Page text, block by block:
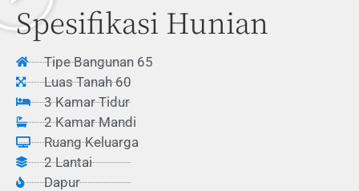
Spesifikasi Hunian
Tipe Bangunan 65
Luas Tanah 60
3 Kamar Tidur
2 Kamar Mandi
Ruang Keluarga
2 Lantai
Dapur